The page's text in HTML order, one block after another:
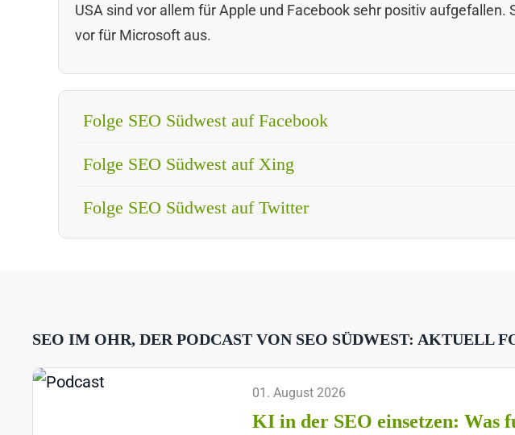
USA sind vor allem für Apple und Facebook sehr positiv aufgefallen.
vor für Microsoft aus.
Folge SEO Südwest auf Facebook
Folge SEO Südwest auf Xing
Folge SEO Südwest auf Twitter
SEO IM OHR, DER PODCAST VON SEO SÜDWEST: AKTUELL
01. August 2026
KI in der SEO einsetzen: Was